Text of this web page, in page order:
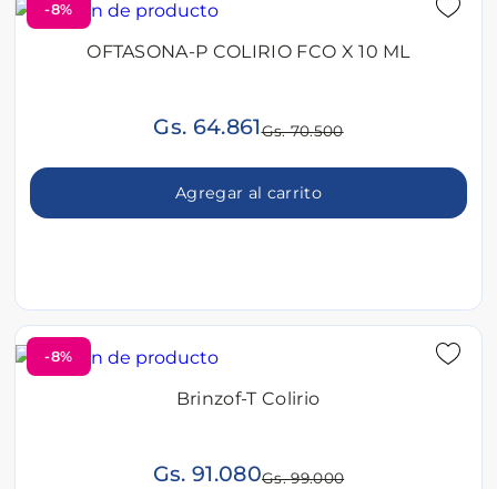
-8%
OFTASONA-P COLIRIO FCO X 10 ML
Gs. 64.861Gs. 70.500
Agregar al carrito
-8%
Brinzof-T Colirio
Gs. 91.080Gs. 99.000